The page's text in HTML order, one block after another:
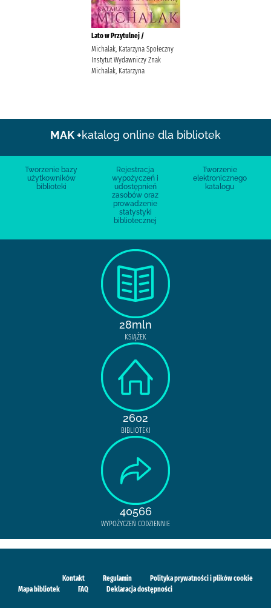
Lato w Przytulnej /
Michalak, Katarzyna Społeczny
Instytut Wydawniczy Znak
Michalak, Katarzyna
MAK +katalog online dla bibliotek
Tworzenie bazy
użytkowników
biblioteki
Rejestracja
wypożyczeń i
udostępnień
zasobów oraz
prowadzenie
statystyki
bibliotecznej
Tworzenie
elektronicznego
katalogu
28mln
KSIĄŻEK
2602
BIBLIOTEKI
40566
WYPOŻYCZEŃ CODZIENNIE
Kontakt Regulamin
Polityka prywatności i plików cookie
Mapa bibliotek
FAQ Deklaracja dostępności